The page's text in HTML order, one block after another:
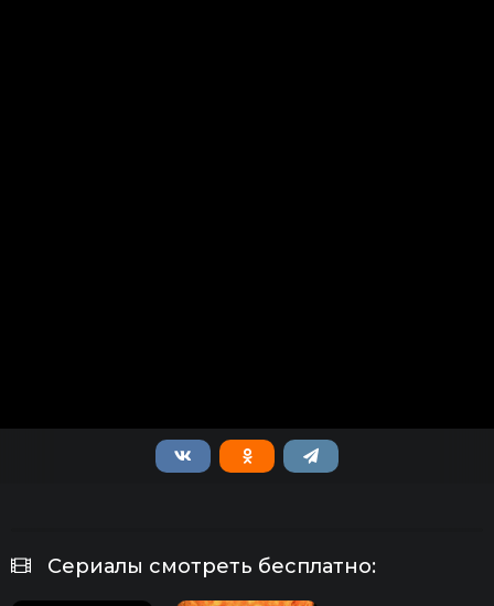
Сериалы смотреть бесплатно: